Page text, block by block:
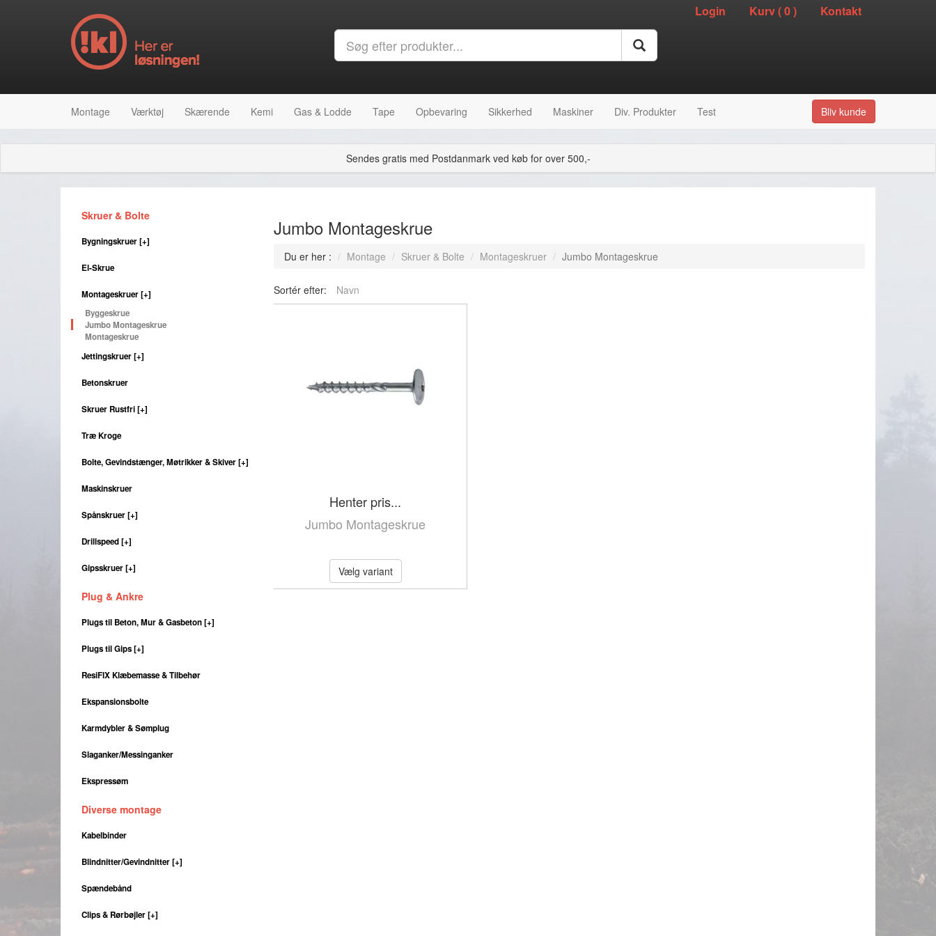
Login Kurv (0) Kontakt
Bliv kunde
Montage Værktøj Skærende Kemi Gas & Lodde Tape Opbevaring Sikkerhed Maskiner Div. Produkter Test
Sendes gratis med Postdanmark ved køb for over 500,-
Skruer & Bolte
Bygningskruer[+]
El-Skrue
Montageskruer[+]
Byggeskrue
Jumbo Montageskrue
Montageskrue
Jettingskruer[+]
Betonskruer
Skruer Rustfri[+]
Træ Kroge
Bolte, Gevindstænger, Møtrikker & Skiver[+]
Maskinskruer
Spånskruer[+]
Drillspeed[+]
Gipsskruer[+]
Plug & Ankre
Plugs til Beton, Mur & Gasbeton[+]
Plugs til Gips[+]
ResiFIX Klæbemasse & Tilbehør
Ekspansionsbolte
Karmdybler & Sømplug
Slaganker/Messinganker
Ekspressøm
Diverse montage
Kabelbinder
Blindnitter/Gevindnitter[+]
Spændebånd
Clips & Rørbøjler[+]
Jumbo Montageskrue
Du er her : Montage Skruer & Bolte Montageskruer Jumbo Montageskrue
Sortér efter: Navn
Henter pris...
Jumbo Montageskrue
Vælg variant